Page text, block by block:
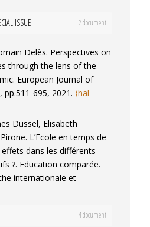
on school
514.
.⟨halshs-03426105⟩
de l’ouvrage de
scolaire dans les
des enseignants ?.
revue française des
, 2021, 155, pp.227-235.
.⟨hal-
closures in France in
schools.
European Journal
ISSUE
2 document
Delès. Perspectives on
through the lens of the
European Journal of
pp.511-695, 2021. ⟨hal-
Dussel, Elisabeth
L’Ecole en temps de
dans les différents
?. Education comparée.
internationale et
4 document